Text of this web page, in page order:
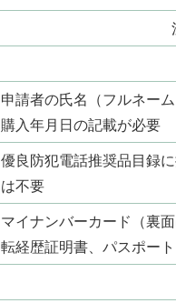
申請者の氏名（フルネー
購入年月日の記載が必要
優良防犯電話推奨品目録
は不要
マイナンバーカード（裏
転経歴証明書、パスポー